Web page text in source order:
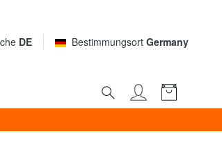
DE Bestimmungsort Germany